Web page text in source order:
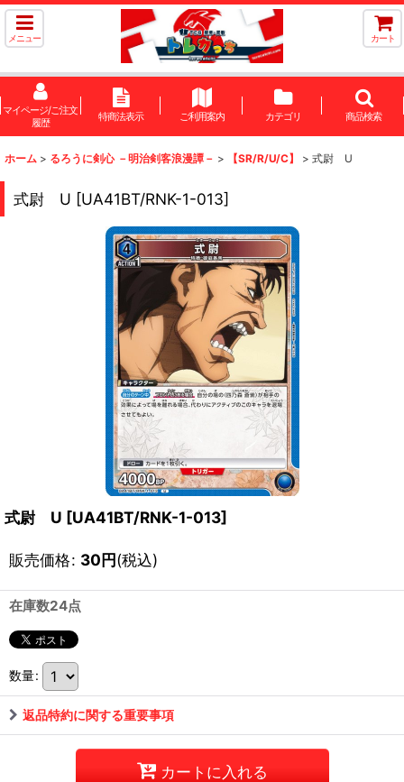
メニュー カート
マイページ/ご注文
履歴
特商法表示 ご利用案内 カテゴリ 商品検索
ホーム > るろうに剣心 －明治剣客浪漫譚－ > 【SR/R/U/C】 > 式尉 U
式尉 U [UA41BT/RNK-1-013]
式尉 U [UA41BT/RNK-1-013]
販売価格: 30円(税込)
在庫数24点
数量:
返品特約に関する重要事項
カートに入れる